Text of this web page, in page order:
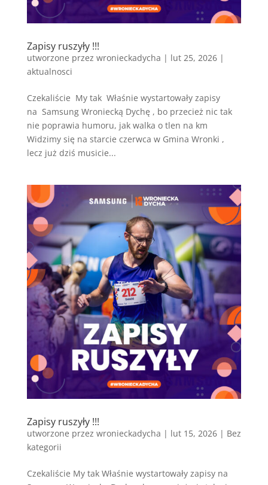
Zapisy ruszyły !!!
utworzone przez wronieckadycha | lut 25, 2026|
aktualnosci
Czekaliście My tak Właśnie wystartowały zapisy
na Samsung Wroniecką Dychę , bo przecież nic tak
nie poprawia humoru, jak walka o tlen na km
Widzimy się na starcie czerwca w Gmina Wronki ,
lecz już dziś musicie...
Zapisy ruszyły !!!
utworzone przez wronieckadycha | lut 15, 2026| Bez
kategorii
Czekaliście My tak Właśnie wystartowały zapisy na